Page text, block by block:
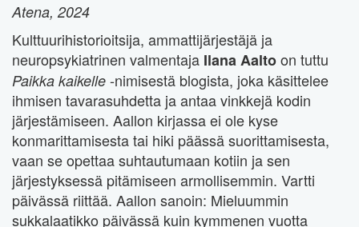
Atena, 2024
Kulttuurihistorioitsija, ammattijärjestäjä ja
neuropsykiatrinen valmentaja Ilana Aaltoon tuttu
Paikka kaikelle -nimisestä blogista, joka käsittelee
ihmisen tavarasuhdetta ja antaa vinkkejä kodin
järjestämiseen. Aallon kirjassa ei ole kyse
konmarittamisesta tai hiki päässä suorittamisesta,
vaan se opettaa suhtautumaan kotiin ja sen
järjestyksessä pitämiseen armollisemmin. Vartti
päivässä riittää. Aallon sanoin: Mieluummin
sukkalaatikko päivässä kuin kymmenen vuotta